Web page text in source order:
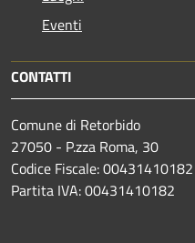
Eventi
CONTATTI
Comune di Retorbido
27050 - P.zza Roma, 30
Codice Fiscale: 00431410182
Partita IVA: 00431410182